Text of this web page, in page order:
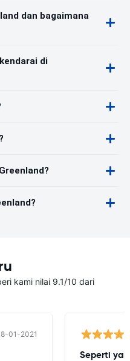
dan bagaimana
di
kami nilai 9.1/10 dari
01-2021
Seperti